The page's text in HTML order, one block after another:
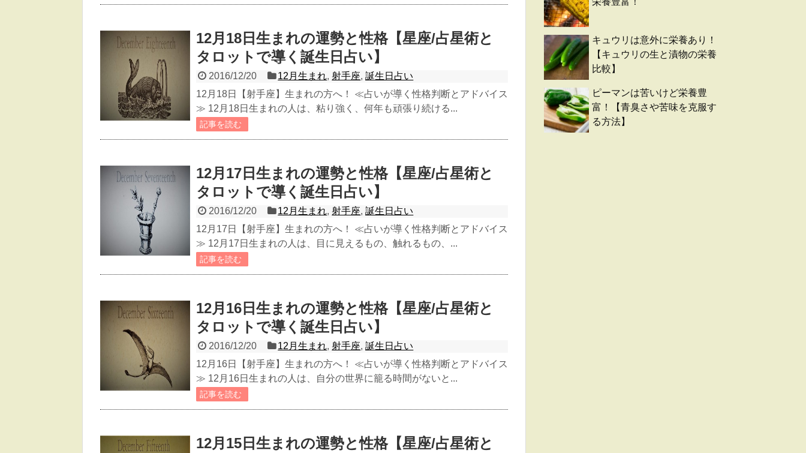
12月18日生まれの運勢と性格【星座/占星術と
タロットで導く誕生日占い】
2016/12/20 12月生まれ,射手座,誕生日占い
12月18日【射手座】生まれの方へ！ ≪占いが導く性格判断とアドバイス
≫ 12月18日生まれの人は、粘り強く、何年も頑張り続ける...
記事を読む
12月17日生まれの運勢と性格【星座/占星術と
タロットで導く誕生日占い】
2016/12/20 12月生まれ,射手座,誕生日占い
12月17日【射手座】生まれの方へ！ ≪占いが導く性格判断とアドバイス
≫ 12月17日生まれの人は、目に見えるもの、触れるもの、...
記事を読む
12月16日生まれの運勢と性格【星座/占星術と
タロットで導く誕生日占い】
2016/12/20 12月生まれ,射手座,誕生日占い
12月16日【射手座】生まれの方へ！ ≪占いが導く性格判断とアドバイス
≫ 12月16日生まれの人は、自分の世界に籠る時間がないと...
記事を読む
12月15日生まれの運勢と性格【星座/占星術と
キュウリは意外に栄養あり！
【キュウリの生と漬物の栄養
比較】
ピーマンは苦いけど栄養豊
富！【青臭さや苦味を克服す
る方法】